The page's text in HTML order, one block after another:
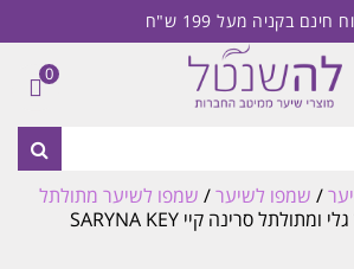
חינם בקניה מעל 199 ש"ח
/ שמפו לשיער/ שמפו לשיער מתולתל
/ שמפו שיאה לשיער גלי ומתולתל סרינה קיי SARYNA KEY
0